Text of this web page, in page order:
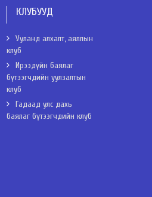
КЛУБУУД
Ууланд алхалт, аяллын
клуб
Ирээдүйн баялаг
бүтээгчдийн уулзалтын
клуб
Гадаад улс дахь
баялаг бүтээгчдийн клуб